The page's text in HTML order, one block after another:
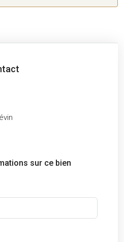
sur ce bien